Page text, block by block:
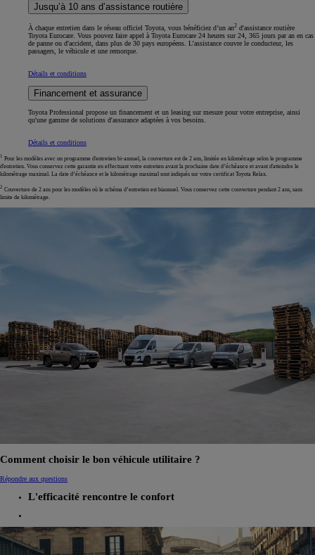
Jusqu’à 10 ans d’assistance routière
À chaque entretien dans le réseau officiel Toyota, vous bénéficiez d’un an2 d'assistance routière
Toyota Eurocare. Vous pouvez faire appel à Toyota Eurocare 24 heures sur 24, 365 jours par an en cas
de panne ou d'accident, dans plus de 30 pays européens. L’assistance couvre le conducteur, les
passagers, le véhicule et une remorque.
Détails et conditions
Financement et assurance
Toyota Professional propose un financement et un leasing sur mesure pour votre entreprise, ainsi
qu'une gamme de solutions d'assurance adaptées à vos besoins.
Détails et conditions
1 Pour les modèles avec un programme d'entretien bi-annuel, la couverture est de 2 ans, limitée en kilométrage selon le programme
d'entretien. Vous conservez cette garantie en effectuant votre entretien avant la prochaine date d’échéance et avant d'atteindre le
kilométrage maximal. La date d’échéance et le kilométrage maximal sont indiqués sur votre certificat Toyota Relax.
2 Couverture de 2 ans pour les modèles où le schéma d’entretien est biannuel. Vous conservez cette couverture pendant 2 ans, sans
limite de kilométrage.
Comment choisir le bon véhicule utilitaire ?
Répondre aux questions
L'efficacité rencontre le confort